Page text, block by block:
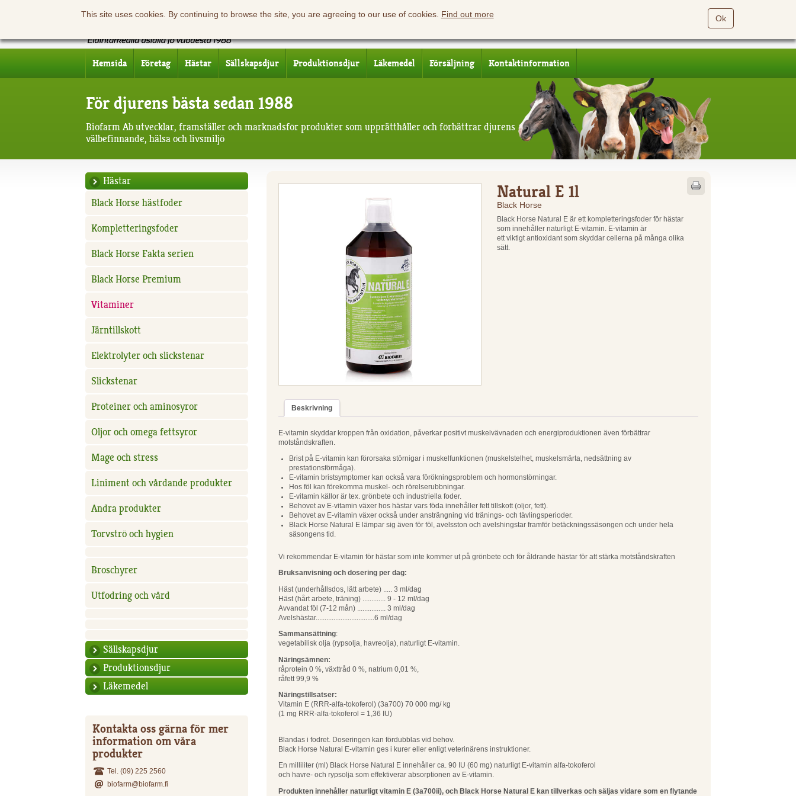
This site uses cookies. By continuing to browse the site, you are agreeing to our use of cookies. Find out more Ok
Hemsida Företag Hästar Sällskapsdjur Produktionsdjur Läkemedel Försäljning Kontaktinformation
För djurens bästa sedan 1988
Biofarm Ab utvecklar, framställer och marknadsför produkter som upprätthåller och förbättrar djurens
välbefinnande, hälsa och livsmiljö
Hästar
Black Horse hästfoder
Kompletteringsfoder
Black Horse Fakta serien
Black Horse Premium
Vitaminer
Järntillskott
Elektrolyter och slickstenar
Slickstenar
Proteiner och aminosyror
Oljor och omega fettsyror
Mage och stress
Liniment och vårdande produkter
Andra produkter
Torvströ och hygien
Broschyrer
Utfodring och vård
Sällskapsdjur
Produktionsdjur
Läkemedel
Natural E 1l
Black Horse
Black Horse Natural E är ett kompletteringsfoder för hästar
som innehåller naturligt E-vitamin. E-vitamin är
ett viktigt antioxidant som skyddar cellerna på många olika
sätt.
Beskrivning
E-vitamin skyddar kroppen från oxidation, påverkar positivt muskelvävnaden och energiproduktionen även förbättrar
motståndskraften.
Brist på E-vitamin kan förorsaka störnigar i muskelfunktionen (muskelstelhet, muskelsmärta, nedsättning av
prestationsförmåga).
E-vitamin bristsymptomer kan också vara förökningsproblem och hormonstörningar.
Hos föl kan förekomma muskel- och rörelserubbningar.
E-vitamin källor är tex. grönbete och industriella foder.
Behovet av E-vitamin växer hos hästar vars föda innehåller fett tillskott (oljor, fett).
Behovet av E-vitamin växer också under ansträngning vid tränings- och tävlingsperioder.
Black Horse Natural E lämpar sig även för föl, avelsston och avelshingstar framför betäckningssäsongen och under hela
säsongens tid.
Vi rekommendar E-vitamin för hästar som inte kommer ut på grönbete och för åldrande hästar för att stärka motståndskraften
Bruksanvisning och dosering per dag:
Häst (underhållsdos, lätt arbete) ..... 3 ml/dag
Häst (hårt arbete, träning) ............. 9 - 12 ml/dag
Avvandat föl (7-12 mån) ................ 3 ml/dag
Avelshästar.................................6 ml/dag
Sammansättning:
vegetabilisk olja (rypsolja, havreolja), naturligt E-vitamin.
Näringsämnen:
råprotein 0 %, växttråd 0 %, natrium 0,01 %,
råfett 99,9 %
Näringstillsatser:
Vitamin E (RRR-alfa-tokoferol) (3a700) 70 000 mg/ kg
(1 mg RRR-alfa-tokoferol = 1,36 IU)
Blandas i fodret. Doseringen kan fördubblas vid behov.
Black Horse Natural E-vitamin ges i kurer eller enligt veterinärens instruktioner.
En milliliter (ml) Black Horse Natural E innehåller ca. 90 IU (60 mg) naturligt E-vitamin alfa-tokoferol
och havre- och rypsolja som effektiverar absorptionen av E-vitamin.
Produkten innehåller naturligt vitamin E (3a700ii), och Black Horse Natural E kan tillverkas och säljas vidare som en flytande
Kontakta oss gärna för mer
information om våra
produkter
Tel. (09) 225 2560
biofarm@biofarm.fi